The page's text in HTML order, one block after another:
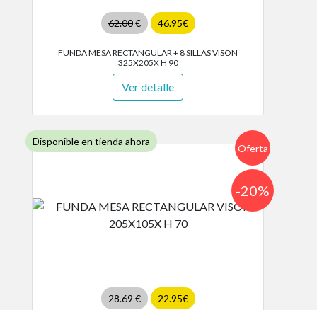
62.00€ 46.95€
FUNDA MESA RECTANGULAR + 8 SILLAS VISON
325X205X H 90
Ver detalle
Disponible en tienda ahora
Oferta
28.69€ 22.95€
-20%